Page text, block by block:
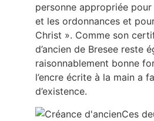
personne appropriée
et les ordonnances et
Christ ». Comme son
d’ancien de Bresee reste
raisonnablement bonne
l’encre écrite à la main a
d’existence.
Ces